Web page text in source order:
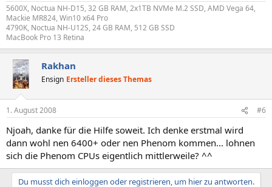
5600X, Noctua NH-D15, 32 GB RAM, 2x1TB NVMe M.2 SSD, AMD Vega 64,
Mackie MR824, Win10 x64 Pro
4790K, Noctua NH-U12S, 24 GB RAM, 512 GB SSD
MacBook Pro 13 Retina
Rakhan
Ensign Ersteller dieses Themas
1. August 2008 #6
Njoah, danke für die Hilfe soweit. Ich denke erstmal wird
dann wohl nen 6400+ oder nen Phenom kommen... lohnen
sich die Phenom CPUs eigentlich mittlerweile? ^^
Du musst dich einloggen oder registrieren, um hier zu antworten.